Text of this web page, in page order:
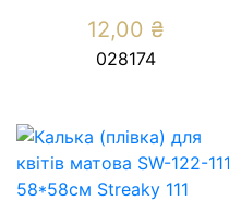
12,00 ₴
028174